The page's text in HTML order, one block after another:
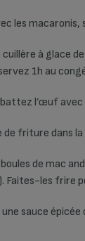
les
cuillère à glace
1h au
l’œuf avec
de friture dans
de mac
Faites-les frire
sauce